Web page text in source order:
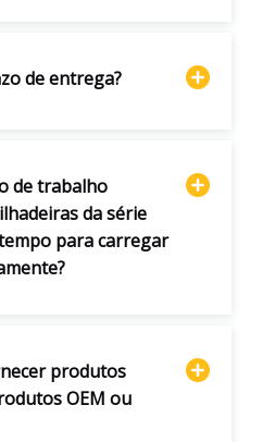
de entrega?
de trabalho
da série
para carregar
produtos
OEM ou